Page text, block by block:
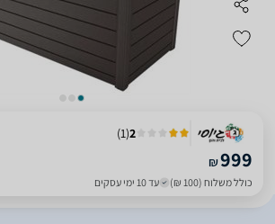
2
(
1
)
₪999
כולל משלוח (100 ₪) עד 10 ימי עסקים